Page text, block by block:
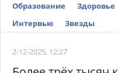
Образование
Здоровье
Интервью
Звезды
2-12-2025, 12:27